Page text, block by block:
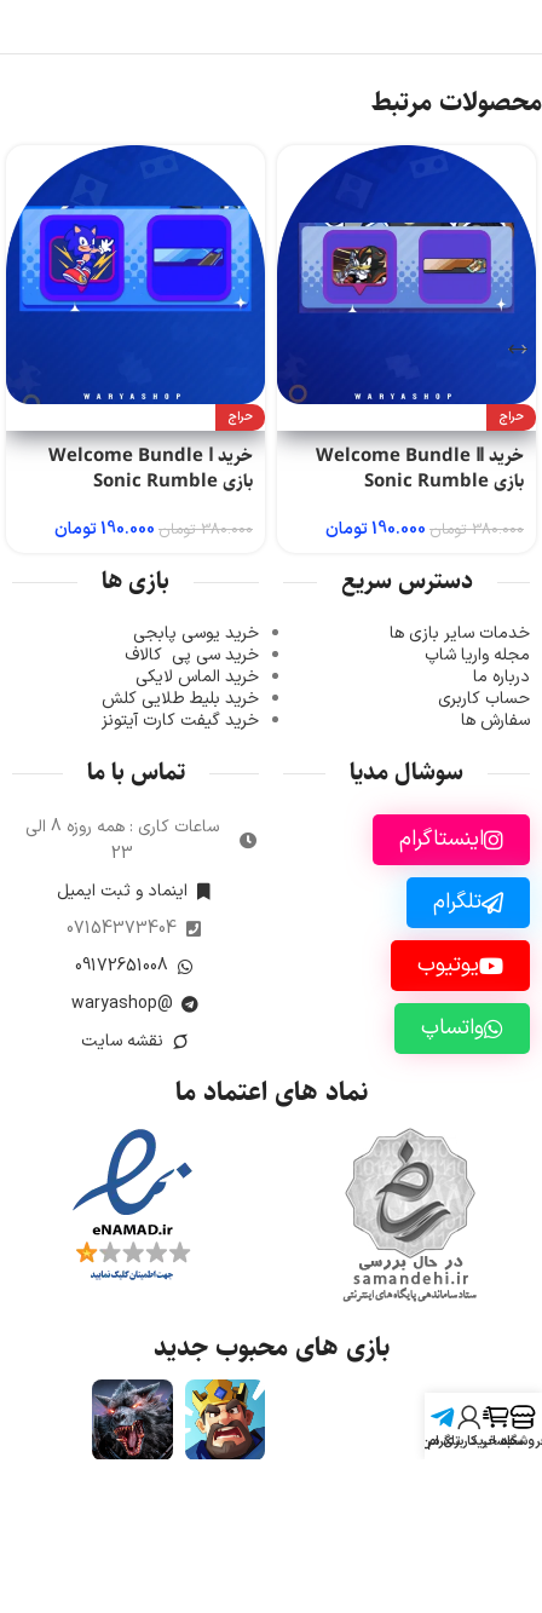
محصولات مرتبط
حراج
خرید Welcome Bundle Ⅱ
بازی Sonic Rumble
380.000 تومان 190.000تومان
حراج
خرید Welcome Bundle Ⅰ
بازی Sonic Rumble
380.000 تومان 190.000تومان
دسترس سریع
خدمات سایر بازی ها
مجله واریا شاپ
درباره ما
حساب کاربری
سفارش ها
بازی ها
خرید یوسی پابجی
خرید سی پی کالاف
خرید الماس لایکی
خرید بلیط طلایی کلش
خرید گیفت کارت آیتونز
سوشال مدیا
اینستاگرام
تلگرام
یوتیوب
واتساپ
تماس با ما
ساعات کاری : همه روزه 8 الی
23
اینماد و ثبت ایمیل
07154373404
09172651008
@waryashop
نقشه سایت
نماد های اعتماد ما
بازی های محبوب جدید
سبد خرید
حساب کاربری من
تلگرام